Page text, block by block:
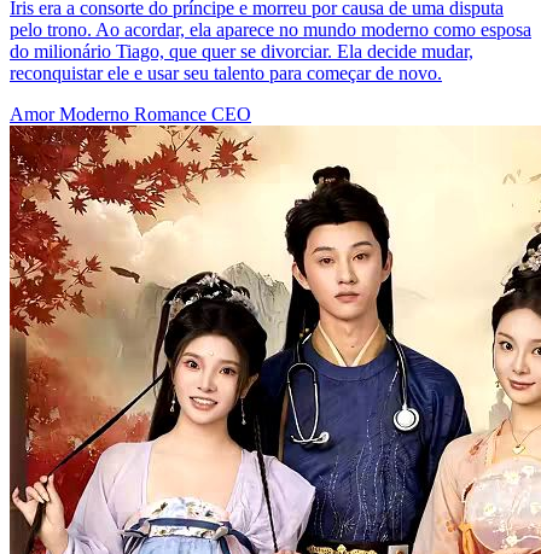
Iris era a consorte do príncipe e morreu por causa de uma disputa
pelo trono. Ao acordar, ela aparece no mundo moderno como esposa
do milionário Tiago, que quer se divorciar. Ela decide mudar,
reconquistar ele e usar seu talento para começar de novo.
Amor Moderno Romance CEO